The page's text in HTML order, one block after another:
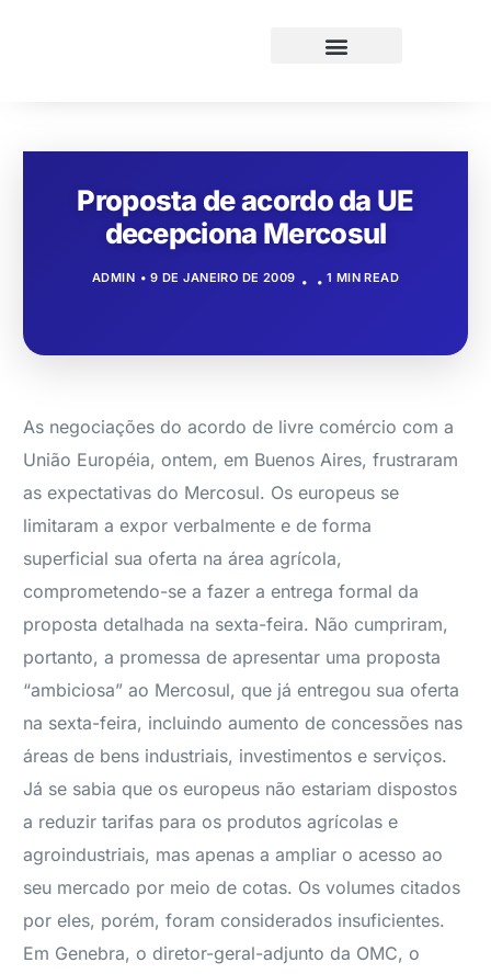
Proposta de acordo da UE
decepciona Mercosul
ADMIN 9 DE JANEIRO DE 2009 1 MIN READ
As negociações do acordo de livre comércio com a
União Européia, ontem, em Buenos Aires, frustraram
as expectativas do Mercosul. Os europeus se
limitaram a expor verbalmente e de forma
superficial sua oferta na área agrícola,
comprometendo-se a fazer a entrega formal da
proposta detalhada na sexta-feira. Não cumpriram,
portanto, a promessa de apresentar uma proposta
“ambiciosa” ao Mercosul, que já entregou sua oferta
na sexta-feira, incluindo aumento de concessões nas
áreas de bens industriais, investimentos e serviços.
Já se sabia que os europeus não estariam dispostos
a reduzir tarifas para os produtos agrícolas e
agroindustriais, mas apenas a ampliar o acesso ao
seu mercado por meio de cotas. Os volumes citados
por eles, porém, foram considerados insuficientes.
Em Genebra, o diretor-geral-adjunto da OMC, o